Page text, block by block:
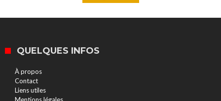
QUELQUES INFOS
À propos
Contact
Liens utiles